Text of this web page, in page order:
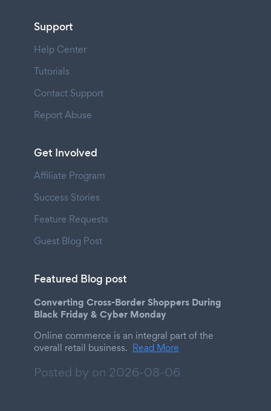
Support
Help Center
Tutorials
Contact Support
Report Abuse
Get Involved
Affiliate Program
Success Stories
Feature Requests
Guest Blog Post
Featured Blog post
Converting Cross-Border Shoppers During
Black Friday & Cyber Monday
Online commerce is an integral part of the
overall retail business. Read More
Posted by on 2026-08-06